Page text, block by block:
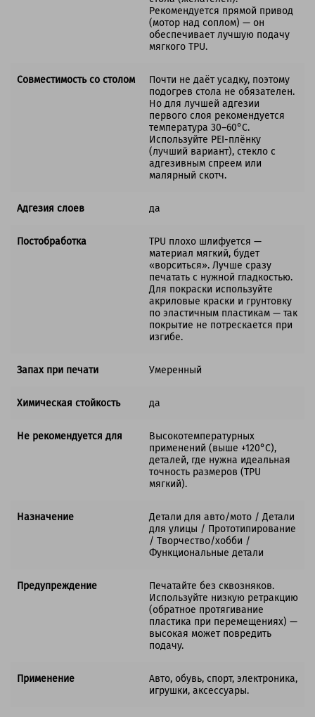
Рекомендуется прямой привод
(мотор над соплом) — он
обеспечивает лучшую подачу
мягкого TPU.
Совместимость со столом
Почти не даёт усадку, поэтому
подогрев стола не обязателен.
Но для лучшей адгезии
первого слоя рекомендуется
температура 30–60°C.
Используйте PEI-плёнку
(лучший вариант), стекло с
адгезивным спреем или
малярный скотч.
Адгезия слоев да
Постобработка
TPU плохо шлифуется —
материал мягкий, будет
«ворситься». Лучше сразу
печатать с нужной гладкостью.
Для покраски используйте
акриловые краски и грунтовку
по эластичным пластикам — так
покрытие не потрескается при
изгибе.
Запах при печати Умеренный
Химическая стойкость да
Не рекомендуется для
Высокотемпературных
применений (выше +120°C),
деталей, где нужна идеальная
точность размеров (TPU
мягкий).
Назначение
Детали для авто/мото / Детали
для улицы / Прототипирование
/ Творчество/хобби /
Функциональные детали
Предупреждение
Печатайте без сквозняков.
Используйте низкую ретракцию
(обратное протягивание
пластика при перемещениях) —
высокая может повредить
подачу.
Применение
Aвто, обувь, спорт, электроника,
игрушки, аксессуары.